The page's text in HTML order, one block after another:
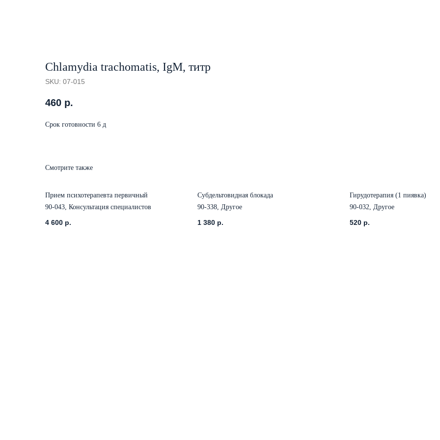
Chlamydia trachomatis, IgM, титр
SKU: 07-015
460 р.
Срок готовности 6 д
Смотрите также
Прием психотерапевта первичный
90-043, Консультация специалистов
4 600 р.
Субдельтовидная блокада
90-338, Другое
1 380 р.
Гирудотерапия (1 пиявка)
90-032, Другое
520 р.